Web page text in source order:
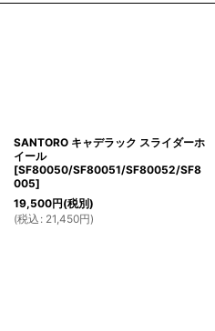
SANTORO キャデラック スライダーホ
イール
[SF80050/SF80051/SF80052/SF8
005]
19,500円(税別)
(税込 : 21,450円)